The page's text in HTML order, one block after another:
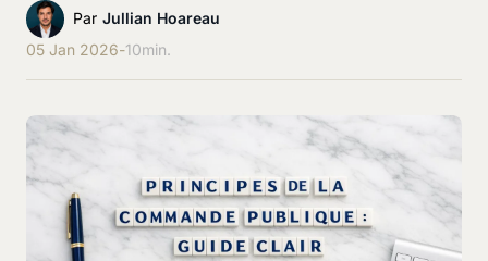
Par Jullian Hoareau
05 Jan 2026-10min.